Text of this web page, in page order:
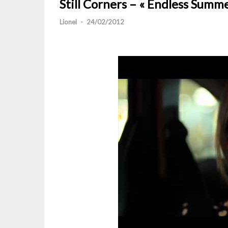
Still Corners – « Endless
Lionel - 24/02/2012